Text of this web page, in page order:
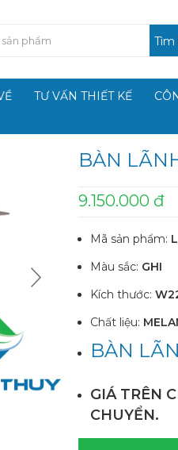
Tìm
TƯ VẤN THIẾT KẾ
BÀN
9.150.000 đ
Mã sản phẩm:
Màu sắc: GHI
Kích thước:
Chất liệu:
BÀN
GIÁ TRÊN
CHUYỂN.